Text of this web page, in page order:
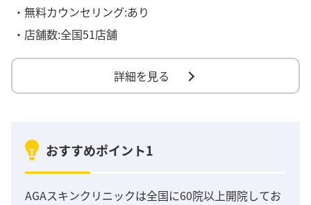
・無料カウンセリング:あり
・店舗数:全国51店舗
詳細を見る
おすすめポイント1
AGAスキンクリニックは全国に60院以上開院してお